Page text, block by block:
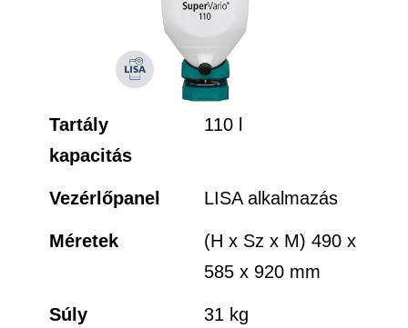
Tartály
kapacitás
110 l
Vezérlőpanel LISA alkalmazás
Méretek
(H x Sz x M) 490 x
585 x 920 mm
Súly 31 kg